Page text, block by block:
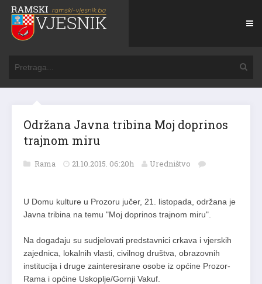
Održana Javna tribina Moj doprinos
trajnom miru
Rama 21.10.2015. 06:20h Uredništvo
U Domu kulture u Prozoru jučer, 21. listopada, održana je
Javna tribina na temu "Moj doprinos trajnom miru".
Na događaju su sudjelovati predstavnici crkava i vjerskih
zajednica, lokalnih vlasti, civilnog društva, obrazovnih
institucija i druge zainteresirane osobe iz općine Prozor-
Rama i općine Uskoplje/Gornji Vakuf.